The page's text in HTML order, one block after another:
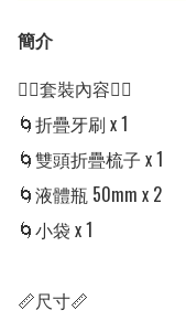
簡介
👍🏻套裝內容👍🏻
🌀折疊牙刷 x 1
🌀雙頭折疊梳子 x 1
🌀液體瓶 50mm x 2
🌀小袋 x 1
📏尺寸📏